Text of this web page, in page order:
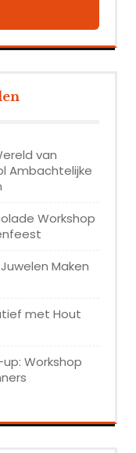
van
Ambachtelijke
Workshop
Maken
met Hout
Workshop